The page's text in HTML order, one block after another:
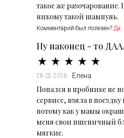
такое же разочарование.
никому такой шампунь.
Комментарий был полезен? Да
Ну наконец - то
28.02.2018 Елена
Попался в пробнике не
сервисе, взяла в
потому как у мамы
меня свои пшеничный
мягкие.